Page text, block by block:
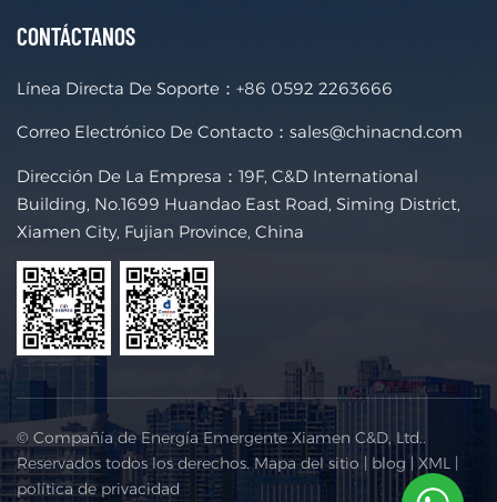
CONTÁCTANOS
Línea Directa De Soporte： +86 0592 2263666
Correo Electrónico De Contacto： sales@chinacnd.com
Dirección De La Empresa：19F, C&D International
Building, No.1699 Huandao East Road, Siming District,
Xiamen City, Fujian Province, China
© Compañía de Energía Emergente Xiamen C&D, Ltd..
Reservados todos los derechos. Mapa del sitio | blog | XML |
política de privacidad